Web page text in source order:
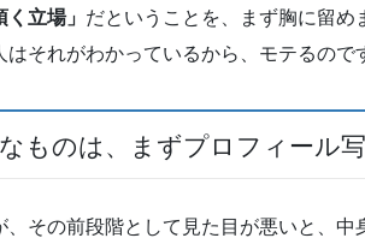
立場」 だということを、まず胸に留め
それがわかっているから、モテるので
ものは、まずプロフィール
、その前段階として見た目が悪いと、